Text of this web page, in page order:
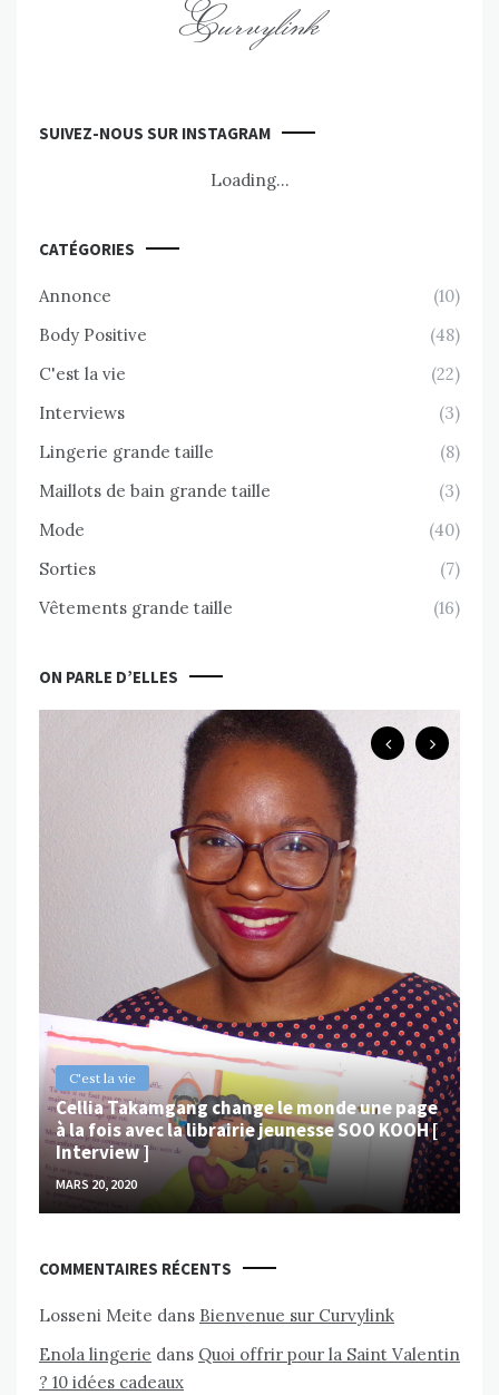
Curvylink
SUIVEZ-NOUS SUR INSTAGRAM
Loading...
CATÉGORIES
Annonce
(10)
Body Positive
(48)
C'est la vie
(22)
Interviews
(3)
Lingerie grande taille
(8)
Maillots de bain grande taille
(3)
Mode
(40)
Sorties
(7)
Vêtements grande taille
(16)
ON PARLE D’ELLES
C'est la vie
Cellia Takamgang change le monde une page
à la fois avec la librairie jeunesse SOO KOOH [
Interview ]
MARS 20, 2020
COMMENTAIRES RÉCENTS
Losseni Meite dans Bienvenue sur Curvylink
Enola lingerie dans Quoi offrir pour la Saint Valentin
? 10 idées cadeaux